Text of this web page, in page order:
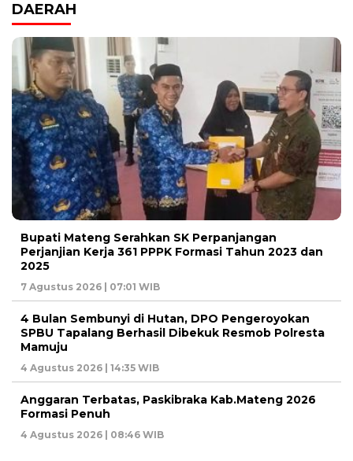
DAERAH
Bupati Mateng Serahkan SK Perpanjangan
Perjanjian Kerja 361 PPPK Formasi Tahun 2023 dan
2025
7 Agustus 2026 | 07:01 WIB
4 Bulan Sembunyi di Hutan, DPO Pengeroyokan
SPBU Tapalang Berhasil Dibekuk Resmob Polresta
Mamuju
4 Agustus 2026 | 14:35 WIB
Anggaran Terbatas, Paskibraka Kab.Mateng 2026
Formasi Penuh
4 Agustus 2026 | 08:46 WIB